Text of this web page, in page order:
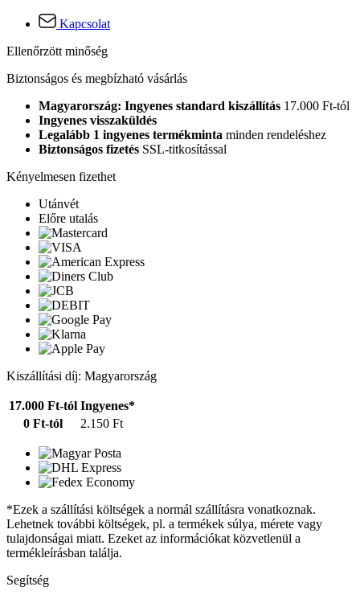
Kapcsolat
Ellenőrzött minőség
Biztonságos és megbízható vásárlás
Magyarország: Ingyenes standard kiszállítás 17.000 Ft-tól
Ingyenes visszaküldés
Legalább 1 ingyenes termékminta minden rendeléshez
Biztonságos fizetés SSL-titkosítással
Kényelmesen fizethet
Utánvét
Előre utalás
Kiszállítási díj: Magyarország
17.000 Ft-tól Ingyenes*
0 Ft-tól
2.150 Ft
*Ezek a szállítási költségek a normál szállításra vonatkoznak.
Lehetnek további költségek, pl. a termékek súlya, mérete vagy
tulajdonságai miatt. Ezeket az információkat közvetlenül a
termékleírásban találja.
Segítség